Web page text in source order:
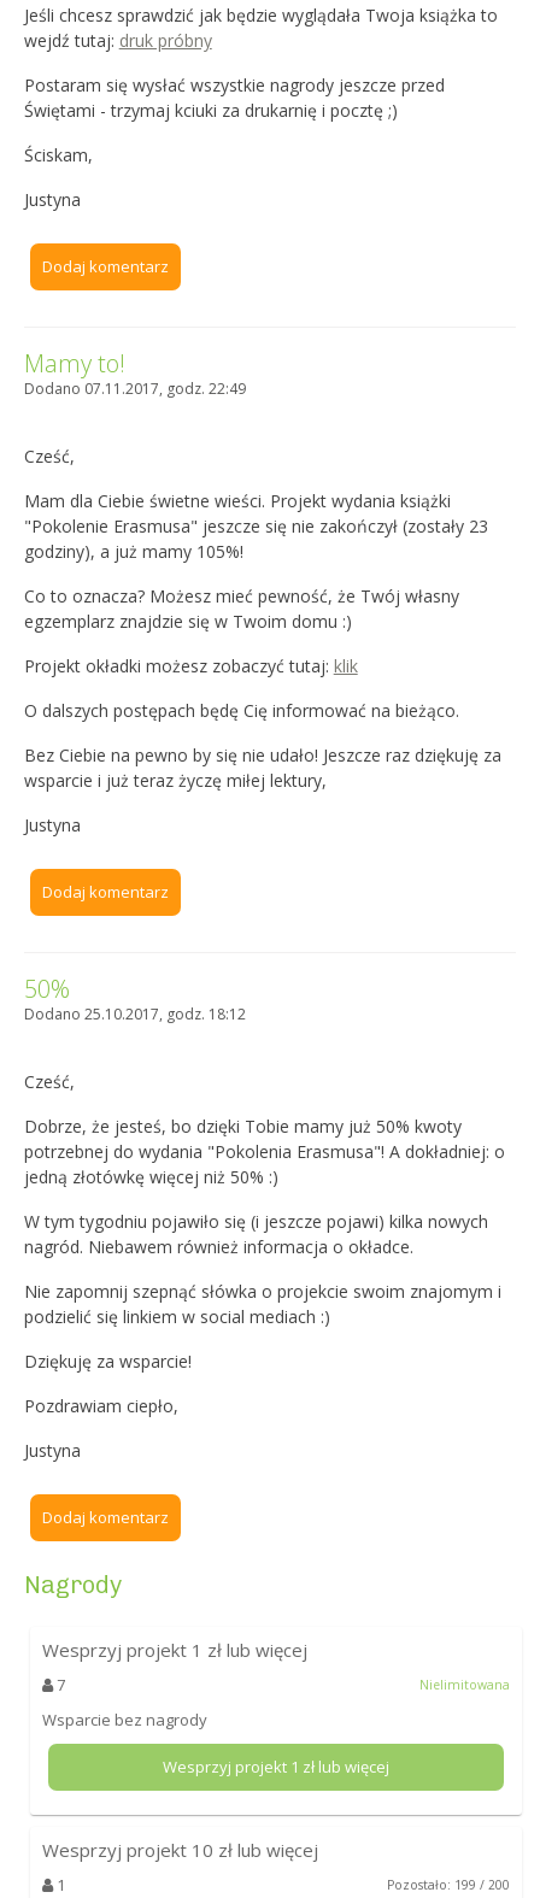
Jeśli chcesz sprawdzić jak będzie wyglądała Twoja książka to
wejdź tutaj: druk próbny
Postaram się wysłać wszystkie nagrody jeszcze przed
Świętami - trzymaj kciuki za drukarnię i pocztę ;)
Ściskam,
Justyna
Dodaj komentarz
Mamy to!
Dodano 07.11.2017, godz. 22:49
Cześć,
Mam dla Ciebie świetne wieści. Projekt wydania książki
"Pokolenie Erasmusa" jeszcze się nie zakończył (zostały 23
godziny), a już mamy 105%!
Co to oznacza? Możesz mieć pewność, że Twój własny
egzemplarz znajdzie się w Twoim domu :)
Projekt okładki możesz zobaczyć tutaj: klik
O dalszych postępach będę Cię informować na bieżąco.
Bez Ciebie na pewno by się nie udało! Jeszcze raz dziękuję za
wsparcie i już teraz życzę miłej lektury,
Justyna
Dodaj komentarz
50%
Dodano 25.10.2017, godz. 18:12
Cześć,
Dobrze, że jesteś, bo dzięki Tobie mamy już 50% kwoty
potrzebnej do wydania "Pokolenia Erasmusa"! A dokładniej: o
jedną złotówkę więcej niż 50% :)
W tym tygodniu pojawiło się (i jeszcze pojawi) kilka nowych
nagród. Niebawem również informacja o okładce.
Nie zapomnij szepnąć słówka o projekcie swoim znajomym i
podzielić się linkiem w social mediach :)
Dziękuję za wsparcie!
Pozdrawiam ciepło,
Justyna
Dodaj komentarz
Nagrody
Wesprzyj projekt 1 zł lub więcej
7 Nielimitowana
Wsparcie bez nagrody
Wesprzyj projekt 1 zł lub więcej
Wesprzyj projekt 10 zł lub więcej
1 Pozostało: 199 / 200